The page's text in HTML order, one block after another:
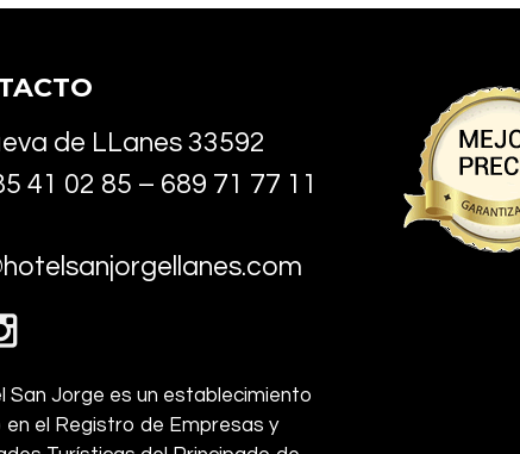
de LLanes 33592
41 02 85 – 689 71 77 11
San Jorge es un establecimiento
en el Registro de Empresas y